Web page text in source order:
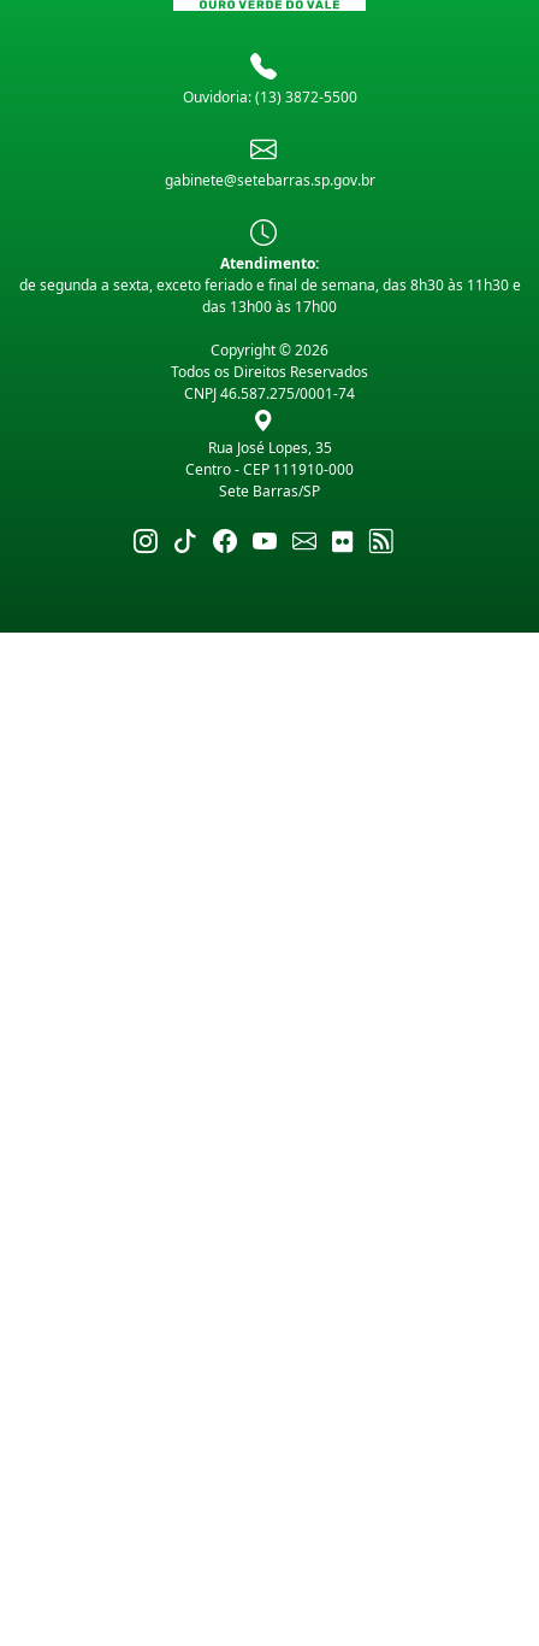
Ouvidoria: (13) 3872-5500
gabinete@setebarras.sp.gov.br
Atendimento:
de segunda a sexta, exceto feriado e final de semana, das 8h30 às 11h30 e
das 13h00 às 17h00
Copyright © 2026
Todos os Direitos Reservados
CNPJ 46.587.275/0001-74
Rua José Lopes, 35
Centro - CEP 111910-000
Sete Barras/SP